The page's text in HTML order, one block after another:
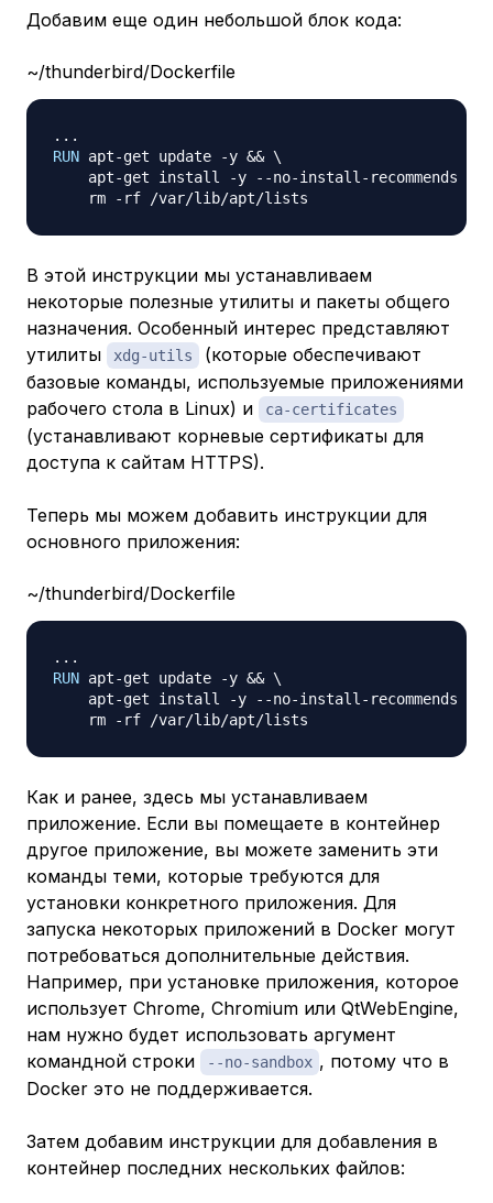
Добавим еще один небольшой блок кода:
~/thunderbird/Dockerfile
RUN apt-get update -y && \
apt-get install -y --no-install-recommends
    rm -rf /var/lib/apt/lists
В этой инструкции мы устанавливаем
некоторые полезные утилиты и пакеты общего
назначения. Особенный интерес представляют
утилиты
xdg-utils
(которые обеспечивают
базовые команды, используемые приложениями
рабочего стола в Linux) и
ca-certificates
(устанавливают корневые сертификаты для
доступа к сайтам HTTPS).
Теперь мы можем добавить инструкции для
основного приложения:
~/thunderbird/Dockerfile
RUN apt-get update -y && \
apt-get install -y --no-install-recommends
    rm -rf /var/lib/apt/lists
Как и ранее, здесь мы устанавливаем
приложение. Если вы помещаете в контейнер
другое приложение, вы можете заменить эти
команды теми, которые требуются для
установки конкретного приложения. Для
запуска некоторых приложений в Docker могут
потребоваться дополнительные действия.
Например, при установке приложения, которое
использует Chrome, Chromium или QtWebEngine,
нам нужно будет использовать аргумент
командной строки
--no-sandbox , потому что в
Docker это не поддерживается.
Затем добавим инструкции для добавления в
контейнер последних нескольких файлов: